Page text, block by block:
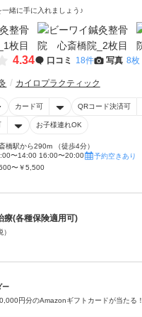
緒に手に入れましょう♪
4.34 口コミ 18件 写真 8枚
カイロプラクティック
カード可 QRコード決済可
お子様連れOK
橋駅から290m （徒歩4分）
〜14:00 16:00〜20:00
予約空きあり
〜￥5,500
療(各種保険適用可)
）
ー
円分のAmazonギフトカードが当たる！